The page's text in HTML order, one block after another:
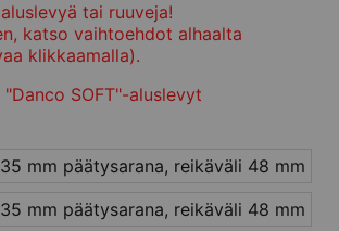
tai ruuveja!
katso vaihtoehdot alhaalta
klikkaamalla).
SOFT"-aluslevyt